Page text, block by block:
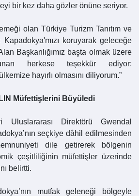
bir kez daha gözler önüne seriyor.
olan Türkiye Turizm Tanıtım ve
koruyarak geleceğe
Başkanlığımız başta olmak üzere
herkese teşekkür ediyor;
hayırlı olmasını diliyorum.”
Müfettişlerini Büyüledi
Uluslararası Direktörü Gwendal
seçkiye dâhil edilmesinden
dile getirerek bölgenin
çeşitliliğinin müfettişler üzerinde
belirtti.
mutfak geleneği bölgeyle